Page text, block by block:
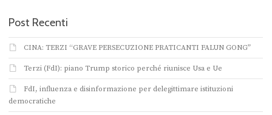
Post Recenti
CINA: TERZI “GRAVE PERSECUZIONE PRATICANTI FALUN GONG”
Terzi (FdI): piano Trump storico perché riunisce Usa e Ue
FdI, influenza e disinformazione per delegittimare istituzioni
democratiche